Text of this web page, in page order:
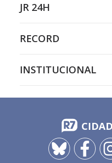
JR 24H
RECORD
INSTITUCIONAL